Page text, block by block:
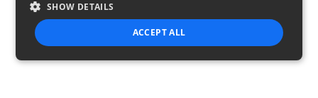
Report this product
SHOW DETAILS
ACCEPT ALL
STRICTLY NECESSARY PERFORMANCE